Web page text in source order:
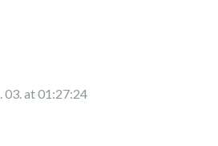
03. at 01:27:24